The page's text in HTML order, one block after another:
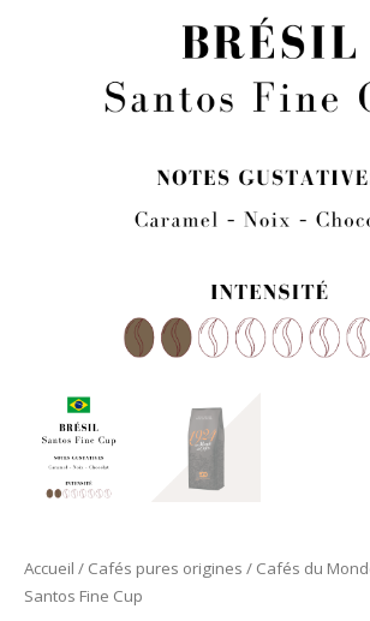
Accueil / Cafés pures origines / Cafés du
Santos Fine Cup
26,80 €